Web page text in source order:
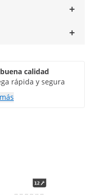
calidad
rápida y segura